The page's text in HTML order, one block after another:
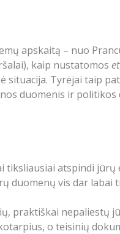
apskaitą – nuo
kaip nustatomos
Tyrėjai taip
duomenis ir
atspindi
duomenų vis dar labai
praktiškai nepaliestų
o teisinių